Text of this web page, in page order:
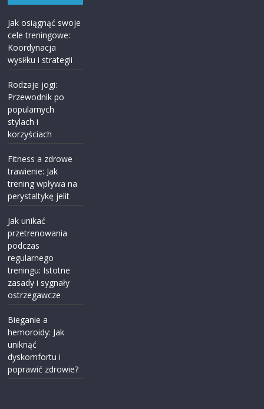
Jak osiągnąć swoje
cele treningowe:
Koordynacja
wysiłku i strategii
Rodzaje jogi:
Przewodnik po
popularnych
stylach i
korzyściach
Fitness a zdrowe
trawienie: Jak
trening wpływa na
perystaltykę jelit
Jak unikać
przetrenowania
podczas
regularnego
treningu: Istotne
zasady i sygnały
ostrzegawcze
Bieganie a
hemoroidy: Jak
uniknąć
dyskomfortu i
poprawić zdrowie?